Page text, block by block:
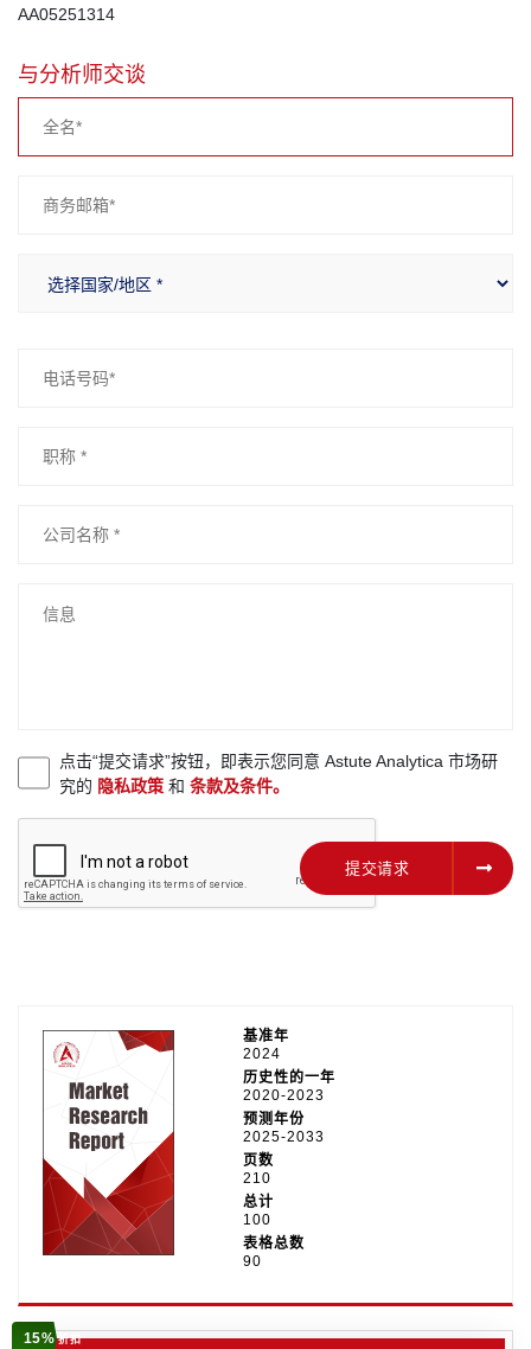
AA05251314
与分析师交谈
点击“提交请求”按钮，即表示您同意 Astute Analytica 市场研
究的 隐私政策 和条款及条件。
提交请求
基准年
2024
历史性的一年
2020-2023
预测年份
2025-2033
页数
210
总计
100
表格总数
90
15%折扣